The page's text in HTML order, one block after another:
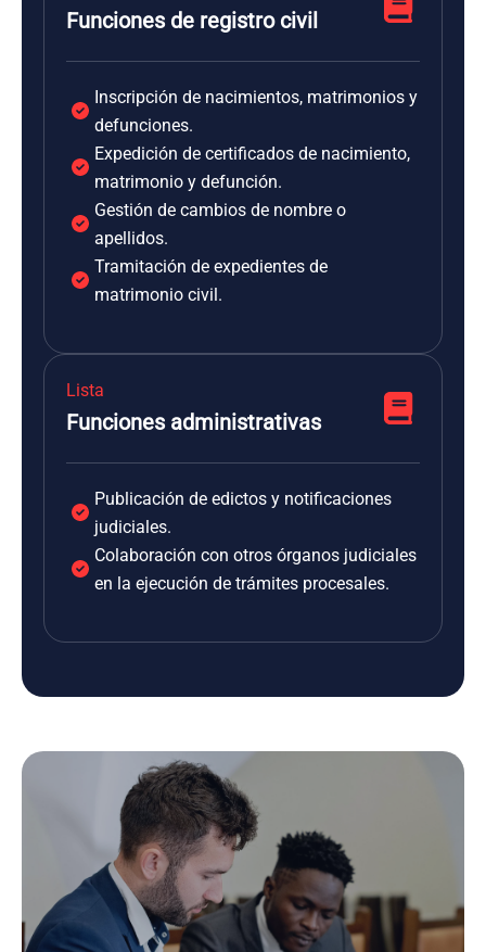
Funciones de registro civil
Inscripción de nacimientos, matrimonios y
defunciones.
Expedición de certificados de nacimiento,
matrimonio y defunción.
Gestión de cambios de nombre o
apellidos.
Tramitación de expedientes de
matrimonio civil.
Lista
Funciones administrativas
Publicación de edictos y notificaciones
judiciales.
Colaboración con otros órganos judiciales
en la ejecución de trámites procesales.